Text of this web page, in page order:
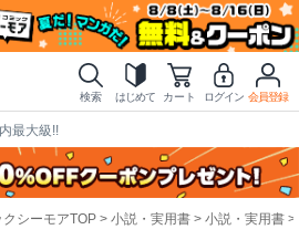
検索 はじめて カート ログイン 会員登録
最大級!!
シーモアTOP 小説・実用書 小説・実用書